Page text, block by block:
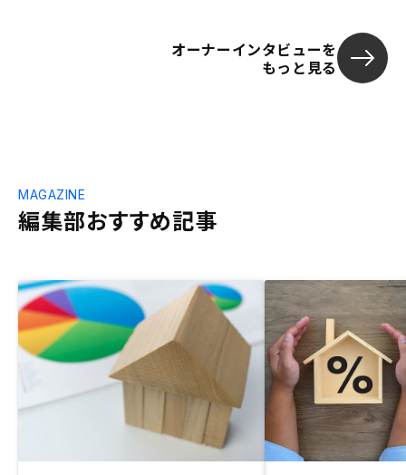
オーナーインタビューを
もっと見る
編集部おすすめ記事
MAGAZINE